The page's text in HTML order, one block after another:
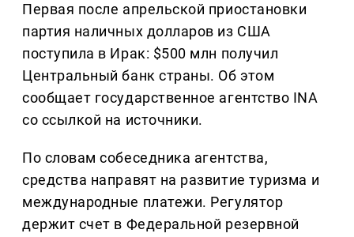
Первая после апрельской приостановки
партия наличных долларов из США
поступила в Ирак: $500 млн получил
Центральный банк страны. Об этом
сообщает государственное агентство INA
со ссылкой на источники.
По словам собеседника агентства,
средства направят на развитие туризма и
международные платежи. Регулятор
держит счет в Федеральной резервной